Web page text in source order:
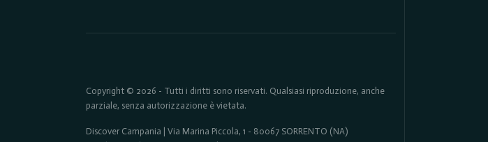
Copyright © 2026 - Tutti i diritti sono riservati. Qualsiasi riproduzione, anche
parziale, senza autorizzazione è vietata.
Discover Campania | Via Marina Piccola, 1 - 80067 SORRENTO (NA)